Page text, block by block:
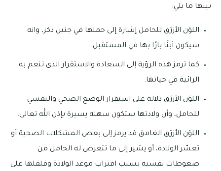
بينها ما يلي:
اللوَن الأزرَق للحامل إشارة إلى حملها في جنين ذكر، وانه
سيكون أبنًا بارًا بها في المستقبل.
كما ترمز هذه الرؤية إلى السعادة والاستقرار الذي تنعم به
الرائية في حياتها.
اللوَن الأزرَق دلالة على استقرار الوضع الصحي والنفسي
للحامل، وأن ولادتها ستكون سهلة يسيرة بإذن الله تعالى.
اللوَن الأزرَق الغامق قد يرمز إلى بعض المشكلات الصحية أو
تعسّر الولادة، أو يشير إلى ما تتعرض له الحامل من
ضغوطات نفسيه بسبب اقتراب موعد الولادة وقلقلها على